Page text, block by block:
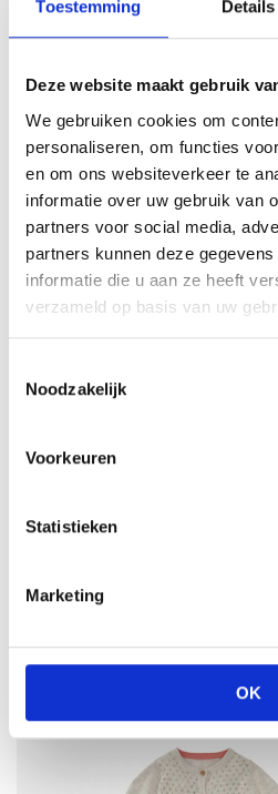
Toestemming Details
Deze website maakt gebruik
We gebruiken cookies om
personaliseren, om functies
en om ons websiteverkeer te
informatie over uw gebruik van
partners voor social media,
partners kunnen deze
informatie die u aan ze heeft
verzameld op basis van uw
Noodzakelijk
Voorkeuren
Statistieken
Marketing
OK